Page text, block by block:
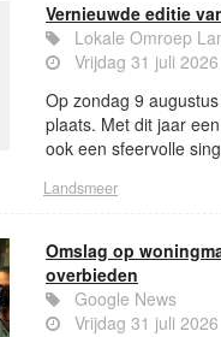
Vernieuwde editie
Lokale Omroep
Vrijdag 31 juli
Op zondag 9
plaats. Met dit jaar
ook een sfeervolle
Landsmeer
Omslag op
overbieden
Google News
Vrijdag 31 juli